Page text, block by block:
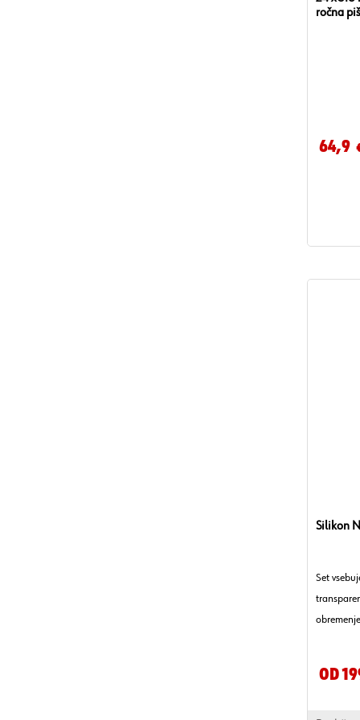
ročna
64,9
Silikon
Od
Set